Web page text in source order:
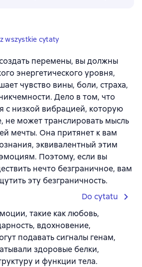
wszystkie cytaty
перемены, вы должны
энергетического уровня,
чувство вины, боли, страха,
Дело в том, что
с низкой вибрацией, которую
не может транслировать мысль
мечты. Она притянет к вам
эквивалентный этим
Поэтому, если вы
нечто безграничное, вам
эту безграничность.
Do cytatu
такие как любовь,
вдохновение,
подавать сигналы генам,
здоровые белки,
и функции тела.